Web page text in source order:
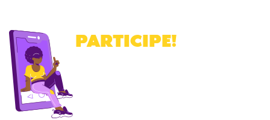
PARTICIPE!